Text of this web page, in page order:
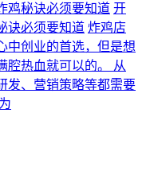
开
诀必须要知道 炸鸡店
中创业的首选，但是想
腔热血就可以的。 从
发、营销策略等都需要